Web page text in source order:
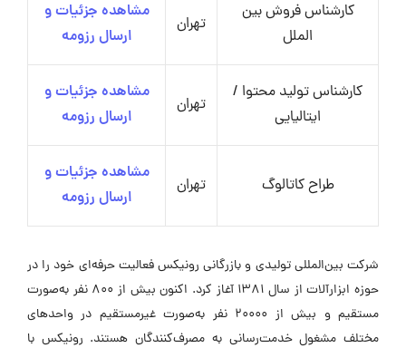
کارشناس فروش بین
الملل
تهران
مشاهده جزئیات و
ارسال رزومه
کارشناس تولید محتوا /
ایتالیایی
تهران
مشاهده جزئیات و
ارسال رزومه
طراح کاتالوگ تهران
مشاهده جزئیات و
ارسال رزومه
شرکت بین‌المللی تولیدی و بازرگانی رونیکس فعالیت حرفه‌ای خود را در
حوزه ابزارآلات از سال ۱۳۸۱ آغاز کرد. اکنون بیش از ۸۰۰ نفر به‌صورت
مستقیم و بیش از ۲۰۰۰۰ نفر به‌صورت غیرمستقیم در واحدهای
مختلف مشغول خدمت‌رسانی به مصرف‌کنندگان هستند. رونیکس با